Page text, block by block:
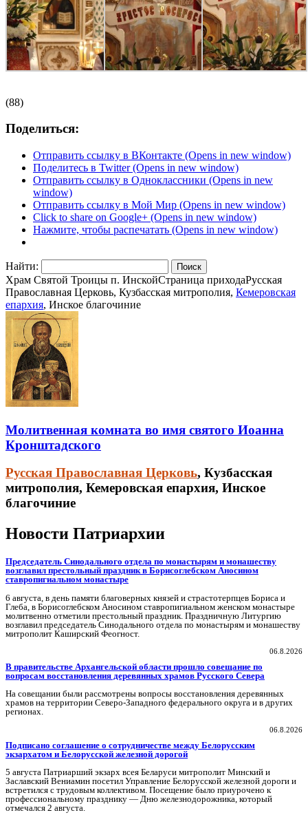
(88)
Поделиться:
Отправить ссылку в ВКонтакте (Opens in new window)
Поделитесь в Twitter (Opens in new window)
Отправить ссылку в Одноклассники (Opens in new
window)
Отправить ссылку в Мой Мир (Opens in new window)
Click to share on Google+ (Opens in new window)
Нажмите, чтобы распечатать (Opens in new window)
Найти:
Храм Святой Троицы п. ИнскойСтраница приходаРусская
Православная Церковь, Кузбасская митрополия, Кемеровская
епархия, Инское благочиние
Молитвенная комната во имя святого Иоанна
Кронштадского
Русская Православная Церковь, Кузбасская
митрополия, Кемеровская епархия, Инское
благочиние
Новости Патриархии
Председатель Синодального отдела по монастырям и монашеству
возглавил престольный праздник в Борисоглебском Аносином
ставропигиальном монастыре
6 августа, в день памяти благоверных князей и страстотерпцев Бориса и
Глеба, в Борисоглебском Аносином ставропигиальном женском монастыре
молитвенно отметили престольный праздник. Праздничную Литургию
возглавил председатель Синодального отдела по монастырям и монашеству
митрополит Каширский Феогност.
06.8.2026
В правительстве Архангельской области прошло совещание по
вопросам восстановления деревянных храмов Русского Севера
На совещании были рассмотрены вопросы восстановления деревянных
храмов на территории Северо-Западного федерального округа и в других
регионах.
06.8.2026
Подписано соглашение о сотрудничестве между Белорусским
экзархатом и Белорусской железной дорогой
5 августа Патриарший экзарх всея Беларуси митрополит Минский и
Заславский Вениамин посетил Управление Белорусской железной дороги и
встретился с трудовым коллективом. Посещение было приурочено к
профессиональному празднику — Дню железнодорожника, который
отмечался 2 августа.